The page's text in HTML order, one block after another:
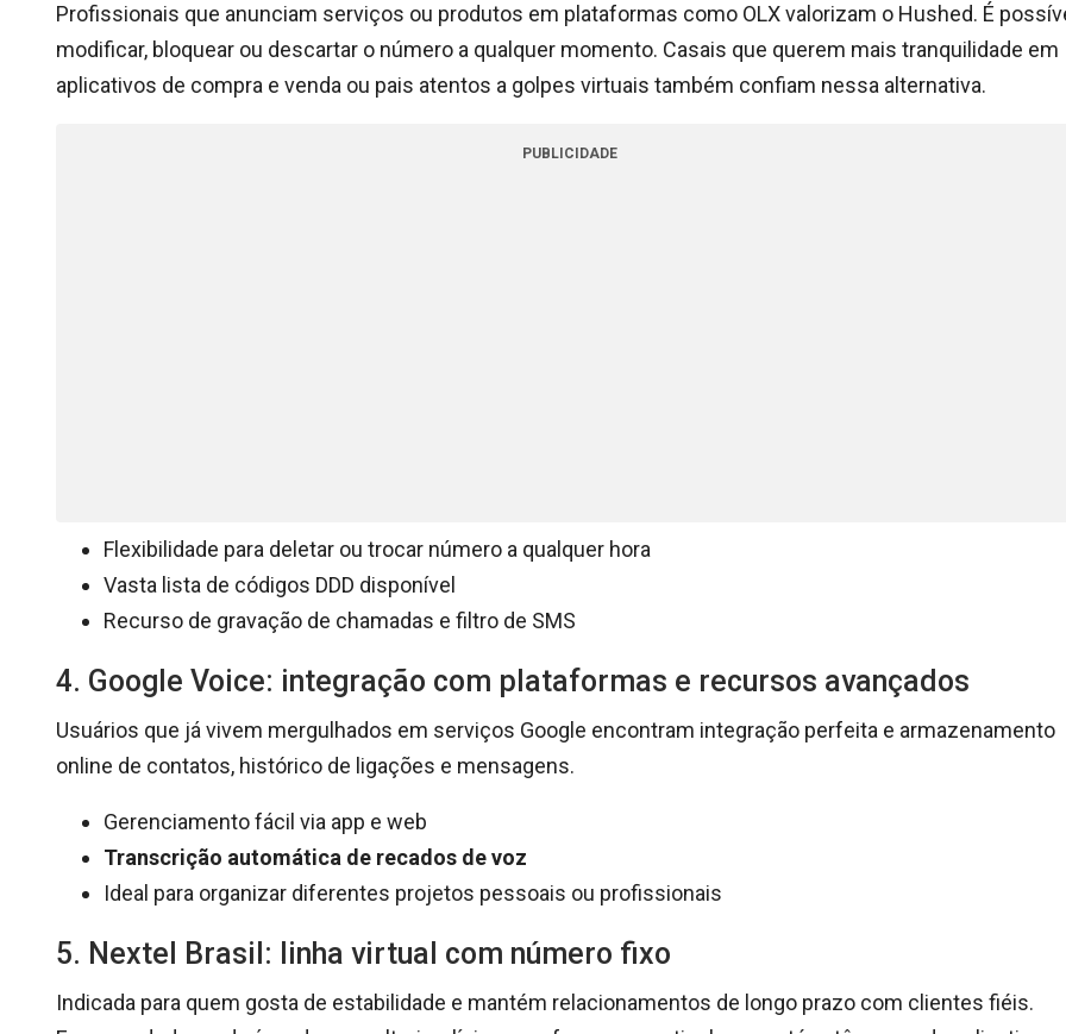
Profissionais que anunciam serviços ou produtos em plataformas como OLX valorizam o Hushed. É
modificar, bloquear ou descartar o número a qualquer momento. Casais que querem mais tranquilidade em
aplicativos de compra e venda ou pais atentos a golpes virtuais também confiam nessa alternativa.
PUBLICIDADE
Flexibilidade para deletar ou trocar número a qualquer hora
Vasta lista de códigos DDD disponível
Recurso de gravação de chamadas e filtro de SMS
4. Google Voice: integração com plataformas e recursos avançados
Usuários que já vivem mergulhados em serviços Google encontram integração perfeita e armazenamento
online de contatos, histórico de ligações e mensagens.
Gerenciamento fácil via app e web
Transcrição automática de recados de voz
Ideal para organizar diferentes projetos pessoais ou profissionais
5. Nextel Brasil: linha virtual com número fixo
Indicada para quem gosta de estabilidade e mantém relacionamentos de longo prazo com clientes fiéis.